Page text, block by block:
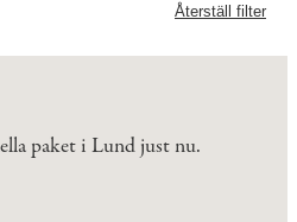
Återställ filter
paket i Lund just nu.